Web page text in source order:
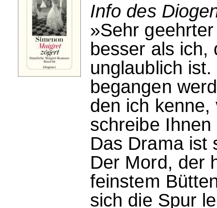
Info des
»Sehr
besser als ich,
unglaublich
begangen
den ich
schreibe
Das Drama ist
Der Mord, der
feinstem
sich die Spur